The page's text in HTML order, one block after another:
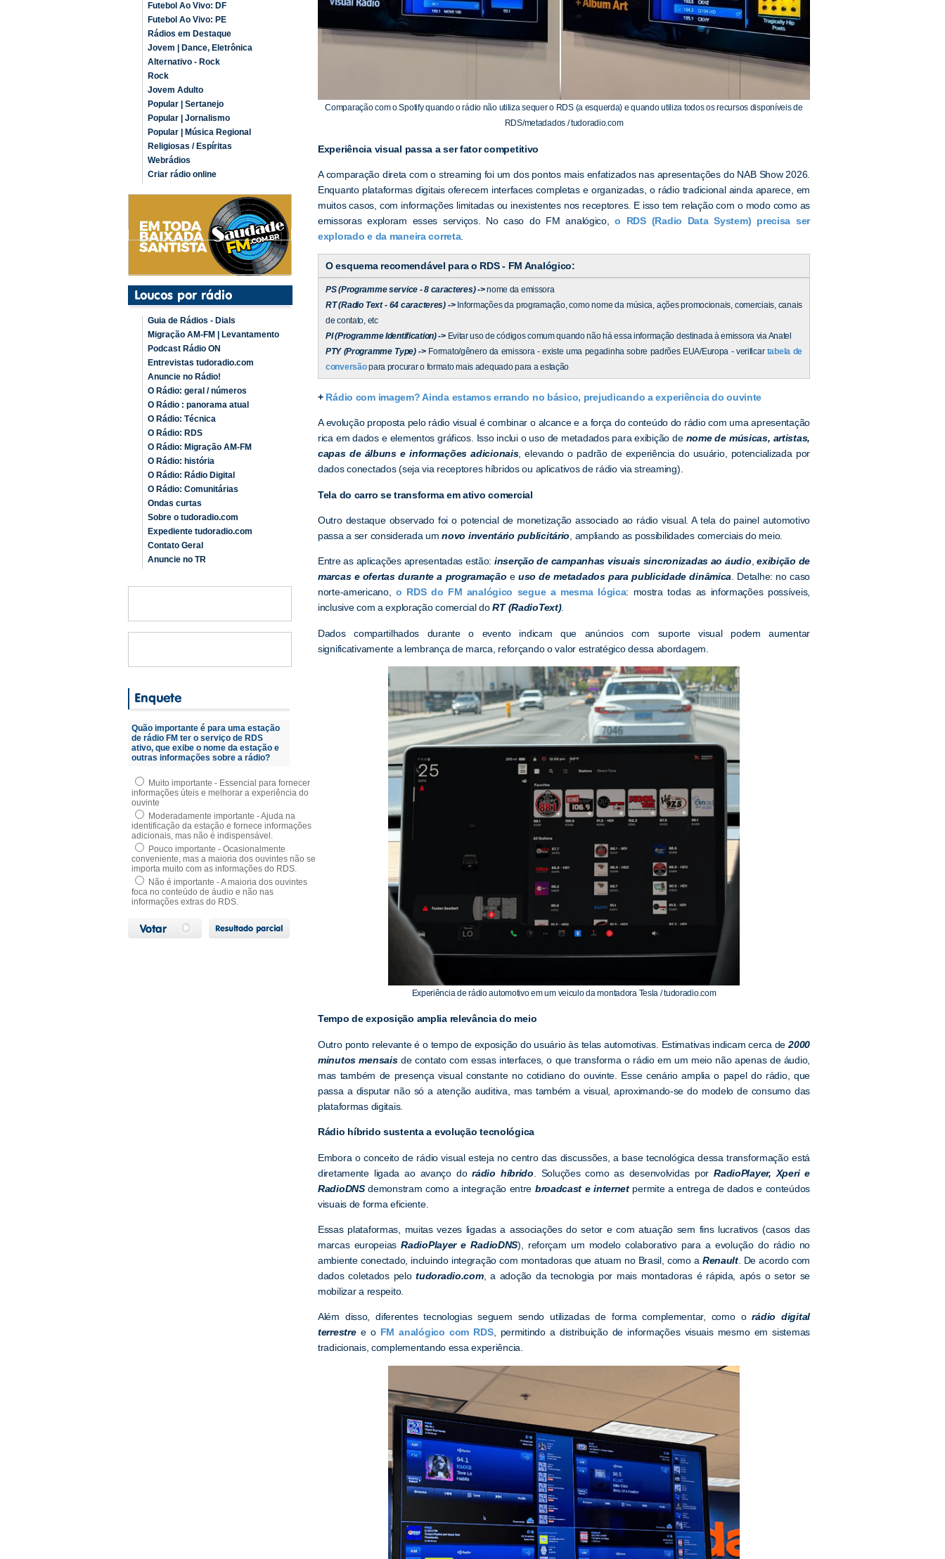
Futebol Ao Vivo: DF
Futebol Ao Vivo: PE
Rádios em Destaque
Jovem | Dance, Eletrônica
Alternativo - Rock
Rock
Jovem Adulto
Popular | Sertanejo
Popular | Jornalismo
Popular | Música Regional
Religiosas / Espíritas
Webrádios
Criar rádio online
Guia de Rádios - Dials
Migração AM-FM | Levantamento
Podcast Rádio ON
Entrevistas tudoradio.com
Anuncie no Rádio!
O Rádio: geral / números
O Rádio : panorama atual
O Rádio: Técnica
O Rádio: RDS
O Rádio: Migração AM-FM
O Rádio: história
O Rádio: Rádio Digital
O Rádio: Comunitárias
Ondas curtas
Sobre o tudoradio.com
Expediente tudoradio.com
Contato Geral
Anuncie no TR
Quão importante é para uma estação
de rádio FM ter o serviço de RDS
ativo, que exibe o nome da estação e
outras informações sobre a rádio?
Muito importante - Essencial para fornecer
informações úteis e melhorar a experiência do
ouvinte
Moderadamente importante - Ajuda na
identificação da estação e fornece informações
adicionais, mas não é indispensável.
Pouco importante - Ocasionalmente
conveniente, mas a maioria dos ouvintes não se
importa muito com as informações do RDS.
Não é importante - A maioria dos ouvintes
foca no conteúdo de áudio e não nas
informações extras do RDS.
Comparação com o Spotify quando o rádio não utiliza sequer o RDS (a esquerda) e quando utiliza todos os recursos disponíveis de
RDS/metadados / tudoradio.com
Experiência visual passa a ser fator competitivo
A comparação direta com o streaming foi um dos pontos mais enfatizados nas apresentações do NAB Show 2026.
Enquanto plataformas digitais oferecem interfaces completas e organizadas, o rádio tradicional ainda aparece, em
muitos casos, com informações limitadas ou inexistentes nos receptores. E isso tem relação com o modo como as
emissoras exploram esses serviços. No caso do FM analógico,o RDS (Radio Data System) precisa ser
explorado e da maneira correta.
O esquema recomendável para o RDS - FM Analógico:
PS (Programme service - 8 caracteres) ->nome da emissora
RT (Radio Text - 64 caracteres) -> Informações da programação, como nome da música, ações promocionais, comerciais, canais
de contato, etc
PI (Programme Identification) ->Evitar uso de códigos comum quando não há essa informação destinada à emissora via Anatel
PTY (Programme Type) -> Formato/gênero da emissora - existe uma pegadinha sobre padrões EUA/Europa - verificar tabela de
conversãopara procurar o formato mais adequado para a estação
+ Rádio com imagem? Ainda estamos errando no básico, prejudicando a experiência do ouvinte
A evolução proposta pelo rádio visual é combinar o alcance e a força do conteúdo do rádio com uma apresentação
rica em dados e elementos gráficos. Isso inclui o uso de metadados para exibição de nome de músicas, artistas,
capas de álbuns e informações adicionais, elevando o padrão de experiência do usuário, potencializada por
dados conectados (seja via receptores híbridos ou aplicativos de rádio via streaming).
Tela do carro se transforma em ativo comercial
Outro destaque observado foi o potencial de monetização associado ao rádio visual. A tela do painel automotivo
passa a ser considerada umnovo inventário publicitário , ampliando as possibilidades comerciais do meio.
Entre as aplicações apresentadas estão: inserção de campanhas visuais sincronizadas ao áudio,exibição de
marcas e ofertas durante a programação e uso de metadados para publicidade dinâmica. Detalhe: no caso
norte-americano, o RDS do FM analógico segue a mesma lógica: mostra todas as informações possíveis,
inclusive com a exploração comercial doRT (RadioText).
Dados compartilhados durante o evento indicam que anúncios com suporte visual podem aumentar
significativamente a lembrança de marca, reforçando o valor estratégico dessa abordagem.
Experiência de rádio automotivo em um veiculo da montadora Tesla / tudoradio.com
Tempo de exposição amplia relevância do meio
Outro ponto relevante é o tempo de exposição do usuário às telas automotivas. Estimativas indicam cerca de2000
minutos mensaisde contato com essas interfaces, o que transforma o rádio em um meio não apenas de áudio,
mas também de presença visual constante no cotidiano do ouvinte. Esse cenário amplia o papel do rádio, que
passa a disputar não só a atenção auditiva, mas também a visual, aproximando-se do modelo de consumo das
plataformas digitais.
Rádio híbrido sustenta a evolução tecnológica
Embora o conceito de rádio visual esteja no centro das discussões, a base tecnológica dessa transformação está
diretamente ligada ao avanço dorádio híbrido . Soluções como as desenvolvidas porRadioPlayer, Xperi e
RadioDNSdemonstram como a integração entre broadcast e internetpermite a entrega de dados e conteúdos
visuais de forma eficiente.
Essas plataformas, muitas vezes ligadas a associações do setor e com atuação sem fins lucrativos (casos das
marcas europeiasRadioPlayer e RadioDNS), reforçam um modelo colaborativo para a evolução do rádio no
ambiente conectado, incluindo integração com montadoras que atuam no Brasil, como a Renault. De acordo com
dados coletados pelotudoradio.com, a adoção da tecnologia por mais montadoras é rápida, após o setor se
mobilizar a respeito.
Além disso, diferentes tecnologias seguem sendo utilizadas de forma complementar, como orádio digital
terrestree o FM analógico com RDS, permitindo a distribuição de informações visuais mesmo em sistemas
tradicionais, complementando essa experiência.